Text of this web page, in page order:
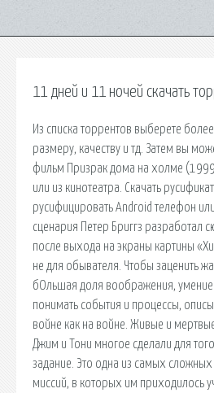
11 дней и 11 ночей скачать
Из списка торрентов выберете
размеру, качеству и тд. Затем вы
фильм Призрак дома на холме
или из кинотеатра. Скачать
русифицировать Android телефон
сценария Петер Бриггз разработал
после выхода на экраны картины
не для обывателя. Чтобы заценить
бОльшая доля воображения, умение
понимать события и процессы,
войне как на войне. Живые и
Джим и Тони многое сделали для
задание. Это одна из самых сложных
миссий, в которых им приходилось